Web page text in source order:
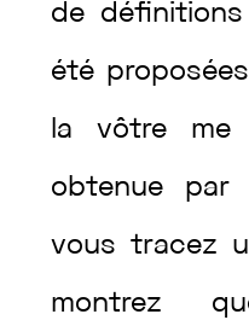
de définitions
été proposées
lavôtre me
obtenue par
voustracez
montrez